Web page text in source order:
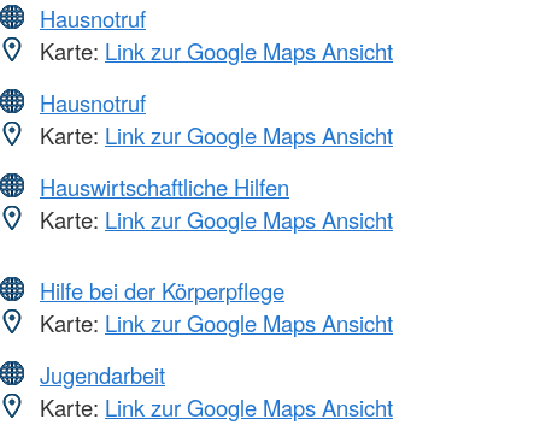
Hausnotruf
Karte: Link zur Google Maps Ansicht
Hausnotruf
Karte: Link zur Google Maps Ansicht
Hauswirtschaftliche Hilfen
Karte: Link zur Google Maps Ansicht
Hilfe bei der Körperpflege
Karte: Link zur Google Maps Ansicht
Jugendarbeit
Karte: Link zur Google Maps Ansicht